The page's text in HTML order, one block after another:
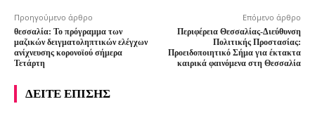
Προηγούμενο άρθρο
θεσσαλία: Το πρόγραμμα των
μαζικών δειγματοληπτικών ελέγχων
ανίχνευσης κορονοϊού σήμερα
Τετάρτη
Επόμενο άρθρο
Περιφέρεια Θεσσαλίας-Διεύθυνση
Πολιτικής Προστασίας:
Προειδοποιητικό Σήμα για έκτακτα
καιρικά φαινόμενα στη Θεσσαλία
ΔΕΙΤΕ ΕΠΙΣΗΣ